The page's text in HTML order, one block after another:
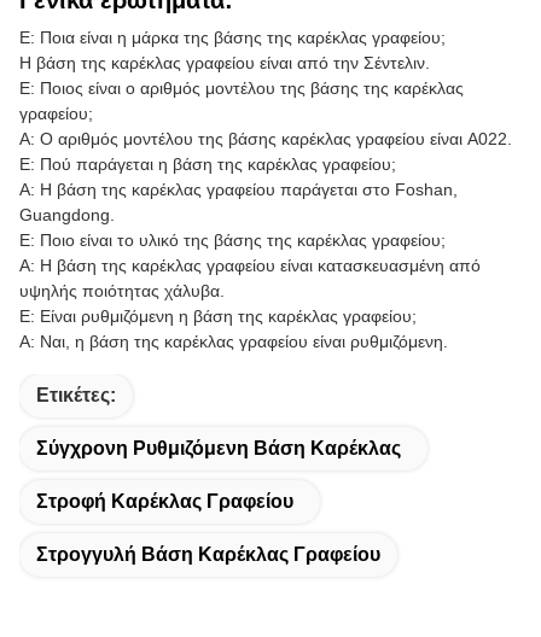
Ε: Ποια είναι η μάρκα της βάσης της καρέκλας γραφείου;
Η βάση της καρέκλας γραφείου είναι από την Σέντελιν.
Ε: Ποιος είναι ο αριθμός μοντέλου της βάσης της καρέκλας
γραφείου;
Α: Ο αριθμός μοντέλου της βάσης καρέκλας γραφείου είναι A022.
Ε: Πού παράγεται η βάση της καρέκλας γραφείου;
Α: Η βάση της καρέκλας γραφείου παράγεται στο Foshan,
Guangdong.
Ε: Ποιο είναι το υλικό της βάσης της καρέκλας γραφείου;
Α: Η βάση της καρέκλας γραφείου είναι κατασκευασμένη από
υψηλής ποιότητας χάλυβα.
Ε: Είναι ρυθμιζόμενη η βάση της καρέκλας γραφείου;
Α: Ναι, η βάση της καρέκλας γραφείου είναι ρυθμιζόμενη.
Ετικέτες:
Σύγχρονη Ρυθμιζόμενη Βάση Καρέκλας
Στροφή Καρέκλας Γραφείου
Στρογγυλή Βάση Καρέκλας Γραφείου